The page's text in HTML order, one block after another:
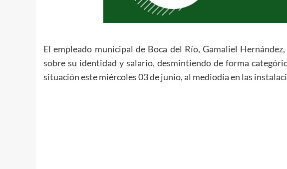
El empleado municipal de Boca del Río, Gamaliel
sobre su identidad y salario, desmintiendo de forma
situación este miércoles 03 de junio, al mediodía en las